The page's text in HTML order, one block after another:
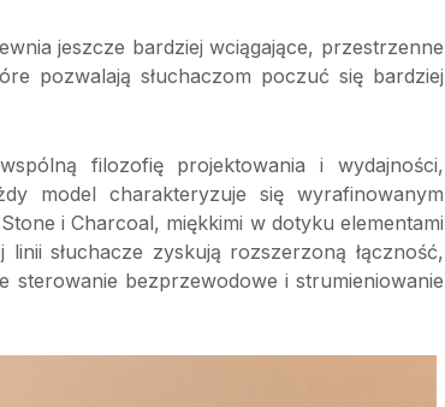
jeszcze bardziej wciągające, przestrzenne
pozwalają słuchaczom poczuć się bardziej
filozofię projektowania i wydajności,
model charakteryzuje się wyrafinowanym
i Charcoal, miękkimi w dotyku elementami
słuchacze zyskują rozszerzoną łączność,
bezprzewodowe i strumieniowanie